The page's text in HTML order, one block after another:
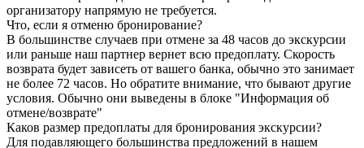
организатору напрямую не требуется.
Что, если я отменю бронирование?
В большинстве случаев при отмене за 48 часов до экскурсии
или раньше наш партнер вернет всю предоплату. Скорость
возврата будет зависеть от вашего банка, обычно это занимает
не более 72 часов. Но обратите внимание, что бывают другие
условия. Обычно они выведены в блоке "Информация об
отмене/возврате"
Каков размер предоплаты для бронирования экскурсии?
Для подавляющего большинства предложений в нашем